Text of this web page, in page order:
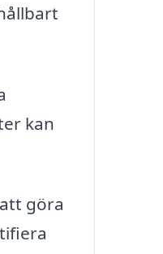
kan
göra